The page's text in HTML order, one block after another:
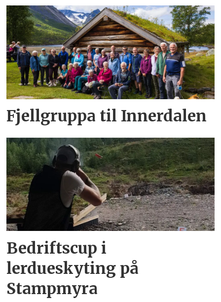
Fjellgruppa til Innerdalen
Bedriftscup i
lerdueskyting på
Stampmyra